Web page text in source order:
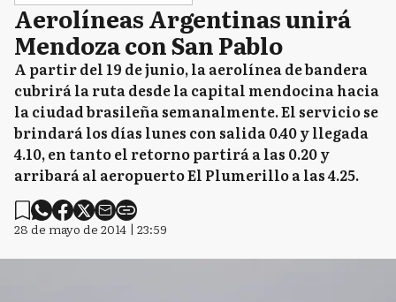
Aerolíneas Argentinas unirá
Mendoza con San Pablo
A partir del 19 de junio, la aerolínea de bandera
cubrirá la ruta desde la capital mendocina hacia
la ciudad brasileña semanalmente. El servicio se
brindará los días lunes con salida 0.40 y llegada
4.10, en tanto el retorno partirá a las 0.20 y
arribará al aeropuerto El Plumerillo a las 4.25.
28 de mayo de 2014 | 23:59